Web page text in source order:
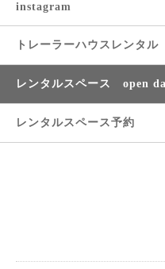
instagram
トレーラーハウスレンタル
レンタルスペース open
レンタルスペース予約